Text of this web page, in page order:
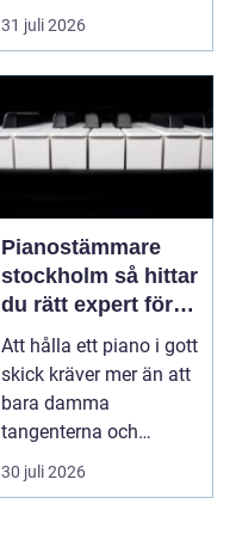
arbetsmiljö, ...
31 juli 2026
Pianostämmare
stockholm så hittar
du rätt expert för
ditt piano
Att hålla ett piano i gott
skick kräver mer än att
bara damma
tangenterna och
stänga locket försikti...
30 juli 2026